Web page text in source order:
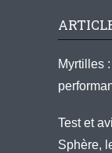
Myrtilles
Test et
Sphère,